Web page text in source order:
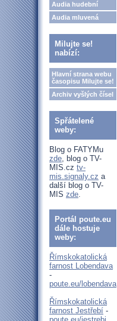
Audia hudební
Audia mluvená
Milujte se!
nabízí:
Hlavní strana webu
časopisu Milujte se!
Archiv vyšlých čísel
Spřátelené
weby:
Blog o FATYMu
zde, blog o TV-
MIS.cz tv-
mis.signaly.cz a
další blog o TV-
MIS zde.
Portál poute.eu
dále hostuje
weby:
Římskokatolická
farnost Lobendava
-
poute.eu/lobendava
Římskokatolická
farnost Jestřebí -